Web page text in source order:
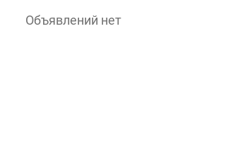
Объявлений нет